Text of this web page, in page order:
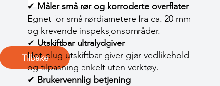
Tilbake
✔ Måler små rør og korroderte overflater
Egnet for små rørdiametere fra ca. 20 mm
og krevende inspeksjonsområder.
✔ Utskiftbar ultralydgiver
Hot-plug utskiftbar giver gjør vedlikehold
og tilpasning enkelt uten verktøy.
✔ Brukervennlig betjening